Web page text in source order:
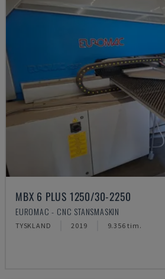
MBX 6 PLUS 1250/30-2250
EUROMAC - CNC STANSMASKIN
TYSKLAND 2019 9.356 tim.